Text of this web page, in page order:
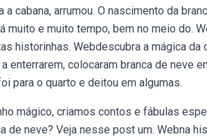
a cabana, arrumou. O nascimento da
muito e muito tempo, bem no meio do.
historinhas. Webdescubra a mágica
enterrarem, colocaram branca de neve
para o quarto e deitou em algumas.
mágico, criamos contos e fábulas
de neve? Veja nesse post um. Webna